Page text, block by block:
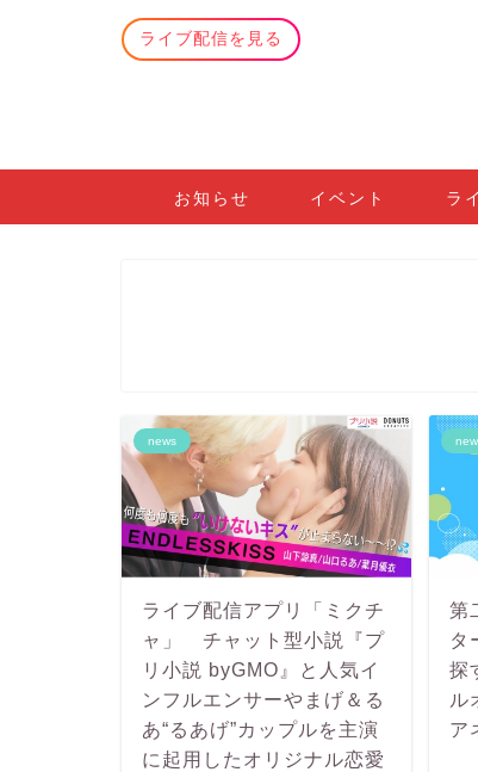
ライブ配信を見る
お知らせ イベント ラ
news
ライブ配信アプリ「ミクチ
ャ」 チャット型小説『プ
リ小説 byGMO』と人気イ
ンフルエンサーやまげ＆る
あ“るあげ”カップルを主演
に起用したオリジナル恋愛
第
タ
探
ル
ア